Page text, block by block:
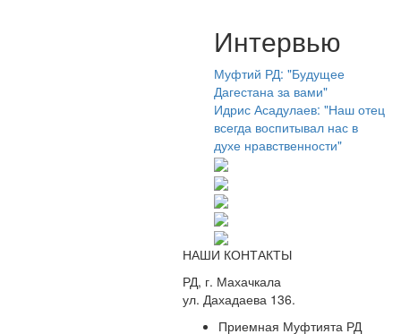
Интервью
Муфтий РД: "Будущее
Дагестана за вами"
Идрис Асадулаев: "Наш отец
всегда воспитывал нас в
духе нравственности"
НАШИ КОНТАКТЫ
РД, г. Махачкала
ул. Дахадаева 136.
Приемная Муфтията РД